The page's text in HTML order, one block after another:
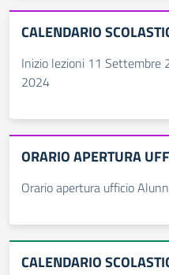
CALENDARIO
Inizio lezioni 11 Settembre
2024
ORARIO APERTURA
Orario apertura ufficio
CALENDARIO